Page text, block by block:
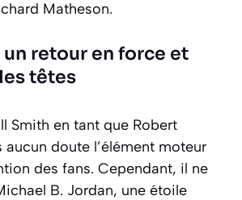
Matheson.
un retour en force et
têtes
Smith en tant que Robert
aucun doute l’élément moteur
des fans. Cependant, il ne
B. Jordan, une étoile